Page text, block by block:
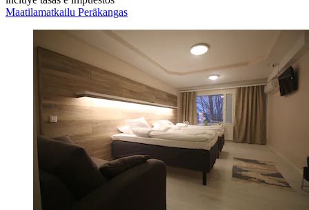
Maatilamatkailu Peräkangas